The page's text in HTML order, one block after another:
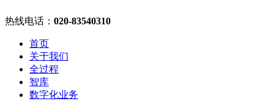
热线电话： 020-83540310
首页
关于我们
全过程
智库
数字化业务